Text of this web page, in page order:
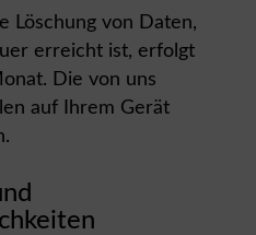
Löschung von Daten,
erreicht ist, erfolgt
Die von uns
auf Ihrem Gerät